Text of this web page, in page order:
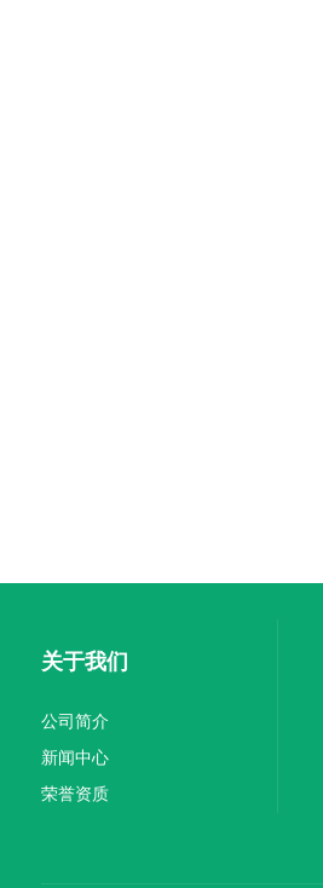
关于我们
公司简介
新闻中心
荣誉资质